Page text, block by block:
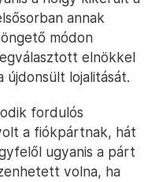
annak
módon
elnökkel
újdonsült lojalitását.
fordulós
a fiókpártnak, hát
ugyanis a párt
volna, ha